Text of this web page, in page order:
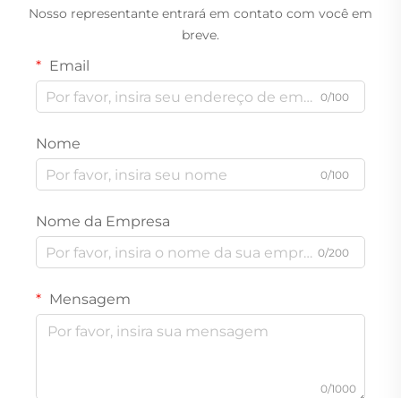
Nosso representante entrará em contato com você em
breve.
Email
0/100
Nome
0/100
Nome da Empresa
0/200
Mensagem
0/1000